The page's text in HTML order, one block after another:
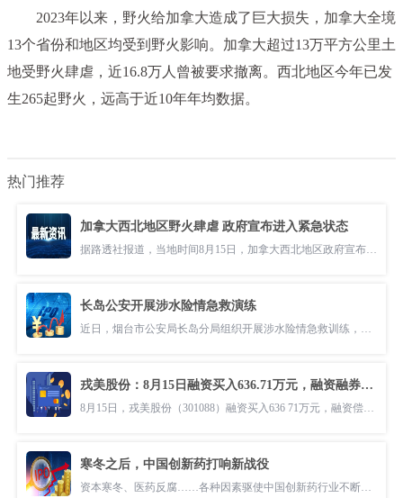
2023年以来，野火给加拿大造成了巨大损失，加拿大全境
13个省份和地区均受到野火影响。加拿大超过13万平方公里土
地受野火肆虐，近16.8万人曾被要求撤离。西北地区今年已发
生265起野火，远高于近10年年均数据。
热门推荐
加拿大西北地区野火肆虐 政府宣布进入紧急状态
据路透社报道，当地时间8月15日，加拿大西北地区政府宣布因野火进入紧
长岛公安开展涉水险情急救演练
戎美股份：8月15日融资买入636.71万元，融资融券余额3208.62万元
8月15日，戎美股份（301088）融资买入636 71万元，融资偿还1218 58万元
寒冬之后，中国创新药打响新战役
资本寒冬、医药反腐……各种因素驱使中国创新药行业不断进化，新战役开